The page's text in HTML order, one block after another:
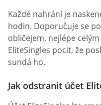
Každé nahrání je
hodin. Doporučuje se
obličejem, nejlépe
EliteSingles pocit, že
sundá ho.
Jak odstranit účet